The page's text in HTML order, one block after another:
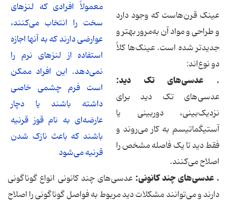
معمولاً افرادی که لنزهای
سخت را انتخاب می‌کنند،
عوارضی دارند که به آنها اجازه
استفاده از لنزهای نرم را
نمی‌دهد. این افراد ممکن
است فرم چشمی خاصی
داشته باشند یا دچار
عارضه‌ای به نام قوز قرنیه
باشند که باعث نازک شدن
قرنیه می‌شود
عینک قرن‌هاست که وجود دارد
و طراحی و مواد آن به‌مرور بهتر و
جدیدتر شده است. عینک‌ها کلاً
دو نوع‌اند:
. عدسی‌های تک دید:
عدسی‌های تک دید برای
نزدیک‌بینی، دوربینی یا
آستیگماتیسم به کار می‌روند و
فقط دید تا یک فاصله مشخص را
اصلاح می‌کنند.
. عدسی‌های چند کانونی: عدسی‌های چند کانونی انواع گوناگونی
دارند و می‌توانند مشکلات دید مربوط به فواصل گوناگونی را اصلاح